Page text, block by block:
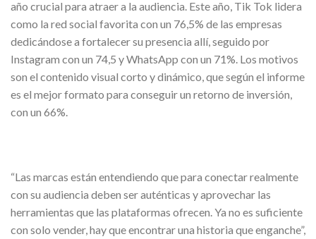
año crucial para atraer a la audiencia. Este año, Tik Tok lidera
como la red social favorita con un 76,5% de las empresas
dedicándose a fortalecer su presencia allí, seguido por
Instagram con un 74,5 y WhatsApp con un 71%. Los motivos
son el contenido visual corto y dinámico, que según el informe
es el mejor formato para conseguir un retorno de inversión,
con un 66%.
“Las marcas están entendiendo que para conectar realmente
con su audiencia deben ser auténticas y aprovechar las
herramientas que las plataformas ofrecen. Ya no es suficiente
con solo vender, hay que encontrar una historia que enganche”,